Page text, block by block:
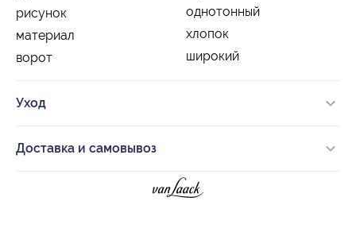
рисунок
однотонный
материал
хлопок
ворот
широкий
Уход
Доставка и самовывоз